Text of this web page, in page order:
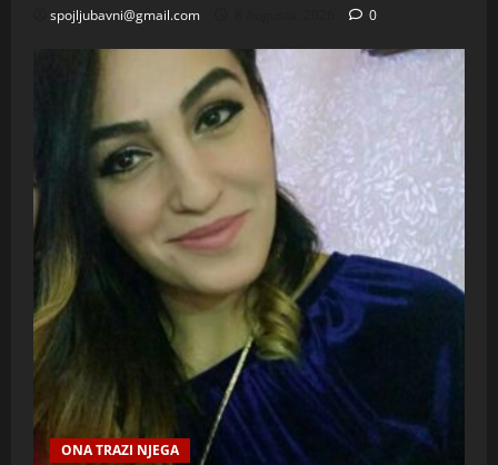
spojljubavni@gmail.com 0
ONA TRAZI NJEGA